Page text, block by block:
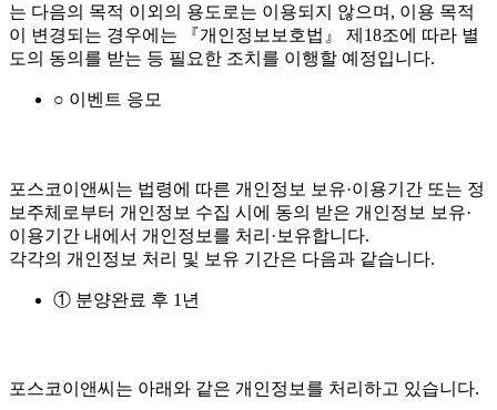
는 다음의 목적 이외의 용도로는 이용되지 않으며, 이용 목적
이 변경되는 경우에는 『개인정보보호법』 제18조에 따라 별
도의 동의를 받는 등 필요한 조치를 이행할 예정입니다.
○ 이벤트 응모
포스코이앤씨는 법령에 따른 개인정보 보유·이용기간 또는 정
보주체로부터 개인정보 수집 시에 동의 받은 개인정보 보유·
이용기간 내에서 개인정보를 처리·보유합니다.
각각의 개인정보 처리 및 보유 기간은 다음과 같습니다.
① 분양완료 후 1년
포스코이앤씨는 아래와 같은 개인정보를 처리하고 있습니다.